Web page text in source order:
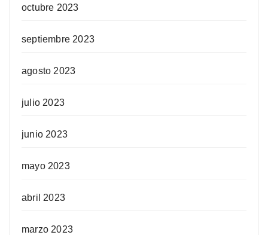
octubre 2023
septiembre 2023
agosto 2023
julio 2023
junio 2023
mayo 2023
abril 2023
marzo 2023